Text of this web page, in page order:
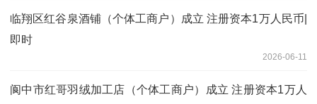
临翔区红谷泉酒铺（个体工商户）成立 注册资本1万人民币|
即时
2026-06-11
阆中市红哥羽绒加工店（个体工商户）成立 注册资本1万人